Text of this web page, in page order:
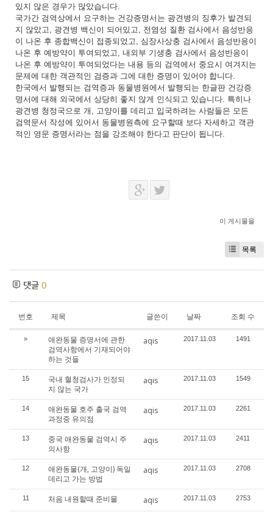
있지 않은 경우가 많았습니다.
국가간 검역상에서 요구하는 건강증명서는 광견병의 징후가 발견되
지 않았고, 광견병 백신이 되어있고, 전염성 질환 검사에서 음성반응
이 나온 후 종합백신이 접종되었고, 심장사상충 검사에서 음성반응이
나온 후 예방약이 투여되었고, 내외부 기생충 검사에서 음성반응이
나온 후 예방약이 투여되었다는 내용 등의 검역에서 중요시 여겨지는
문제에 대한 객관적인 검증과 그에 대한 증명이 있어야 합니다.
한국에서 발행되는 검역증과 동물병원에서 발행되는 한글판 건강증
명서에 대해 외국에서 상당히 좋지 않게 인식되고 있습니다. 특히나
광견병 청정국으로 개, 고양이를 데리고 입국하려는 사람들은 모든
검역문서 작성에 있어서 동물병원측에 요구할때 보다 자세하고 객관
적인 영문 증명서라는 점을 강조해야 한다고 판단이 됩니다.
이 게시물을
목록
댓글 0
번호 제목 글쓴이 날짜 조회 수
»
애완동물 증명서에 관한
검역사항에서 기재되어야
하는 것들
aqis 2017.11.03 1491
15
국내 혈청검사가 인정되
지 않는 국가
aqis 2017.11.03 1549
14
애완동물 호주 출국 검역
과정중 유의점
aqis 2017.11.03 2261
13
중국 애완동물 검역시 주
의사항
aqis 2017.11.03 2411
12
애완동물(개, 고양이) 독일
데리고 가는 방법
aqis 2017.11.03 2708
11 처음 내원할때 준비물 aqis 2017.11.03 2753